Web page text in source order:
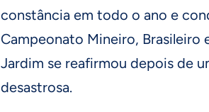
constância em todo o ano e
Campeonato Mineiro, Brasileiro
Jardim se reafirmou depois de
desastrosa.